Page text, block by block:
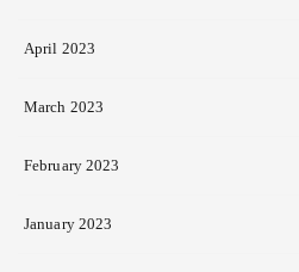
April 2023
March 2023
February 2023
January 2023